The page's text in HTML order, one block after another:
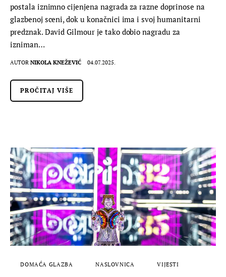
postala iznimno cijenjena nagrada za razne doprinose na
glazbenoj sceni, dok u konačnici ima i svoj humanitarni
predznak. David Gilmour je tako dobio nagradu za
izniman…
AUTOR NIKOLA KNEŽEVIĆ 04.07.2025.
PROČITAJ VIŠE
DOMAĆA GLAZBA NASLOVNICA VIJESTI